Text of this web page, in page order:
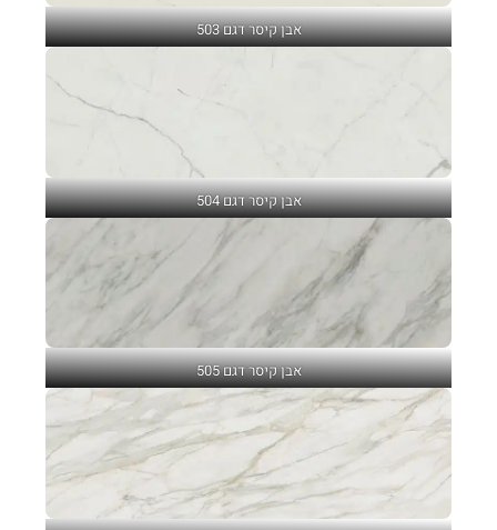
אבן קיסר דגם 503
אבן קיסר דגם 504
אבן קיסר דגם 505